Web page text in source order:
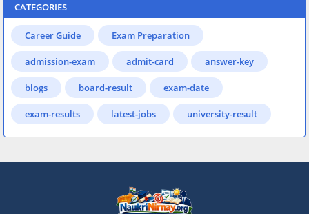
CATEGORIES
Career Guide Exam Preparation
admission-exam admit-card answer-key
blogs board-result exam-date
exam-results latest-jobs university-result